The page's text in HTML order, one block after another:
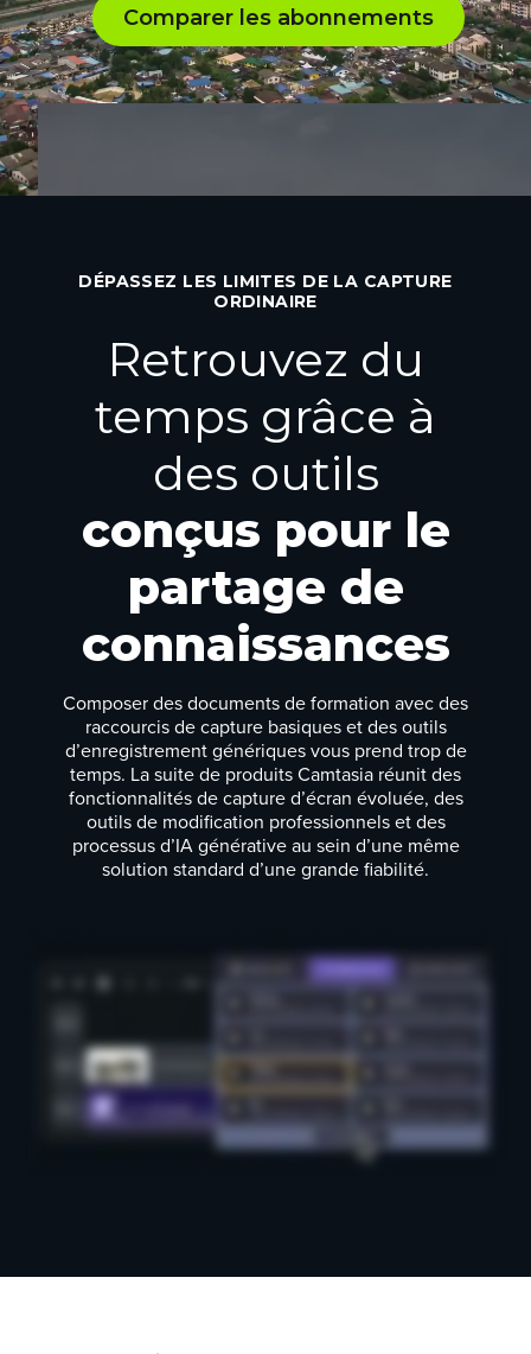
Comparer les abonnements
DÉPASSEZ LES LIMITES DE LA CAPTURE
ORDINAIRE
Retrouvez du
temps grâce à
des outils
conçus pour le
partage de
connaissances
Composer des documents de formation avec des
raccourcis de capture basiques et des outils
d’enregistrement génériques vous prend trop de
temps. La suite de produits Camtasia réunit des
fonctionnalités de capture d’écran évoluée, des
outils de modification professionnels et des
processus d’IA générative au sein d’une même
solution standard d’une grande fiabilité.